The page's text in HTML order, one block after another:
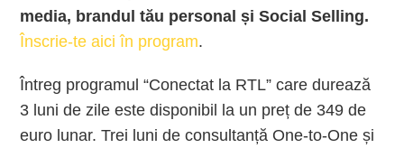
media, brandul tău personal și Social Selling.
Înscrie-te aici în program.
Întreg programul “Conectat la RTL” care durează
3 luni de zile este disponibil la un preț de 349 de
euro lunar. Trei luni de consultanță One-to-One și